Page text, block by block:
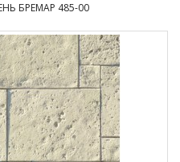
БРЕМАР 485-00